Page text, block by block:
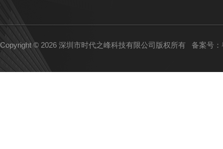
Copyright © 2026 深圳市时代之峰科技有限公司版权所有 备案号